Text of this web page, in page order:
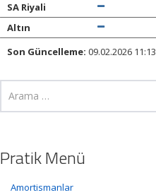
SA Riyali
Altın
Son Güncelleme: 09.02.2026 11:13
Pratik Menü
Amortismanlar